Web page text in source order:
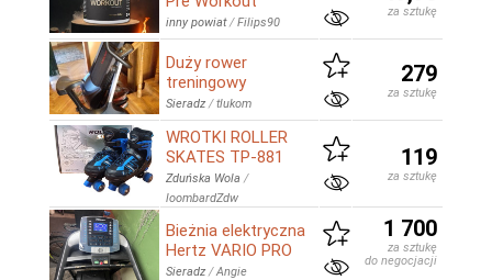
inny powiat/Filips90
za sztukę
Duży rower
treningowy
Sieradz /tlukom
279
za sztukę
WROTKI ROLLER
SKATES TP-881
Zduńska Wola /
loombardZdw
119
za sztukę
Bieżnia elektryczna
Hertz VARIO PRO
Sieradz /Angie
1 700
za sztukę
do negocjacji